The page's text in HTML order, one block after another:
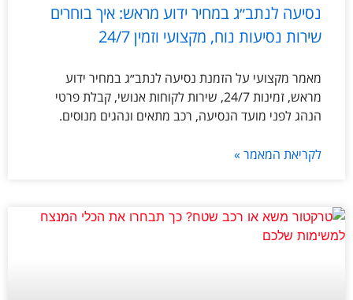
נסיעה לנתב״ג במחיר ידוע מראש: איך בוחרים
שירות נסיעות נוח, מקצועי וזמין 24/7
מאמר מקצועי על הזמנת נסיעה לנתב״ג במחיר ידוע
מראש, זמינות 24/7, שירות לקוחות אנושי, קבלת פרטי
הנהג לפני מועד הנסיעה, רכב מתאים ונהגים מנוסים.
לקריאת המאמר »